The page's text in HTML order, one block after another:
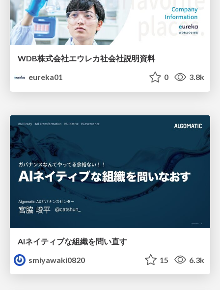
WDB株式会社エウレカ社会社説明資料
eureka01
0 3.8k
AIネイティブな組織を問い直す
smiyawaki0820
15 6.3k